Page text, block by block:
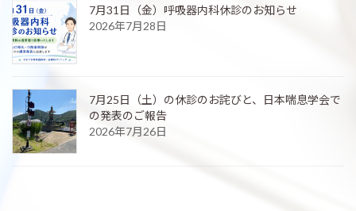
7月31日（金）呼吸器内科休診のお知らせ
2026年7月28日
7月25日（土）の休診のお詫びと、日本喘息学会で
の発表のご報告
2026年7月26日